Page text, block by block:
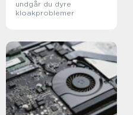
undgår du dyre
kloakproblemer